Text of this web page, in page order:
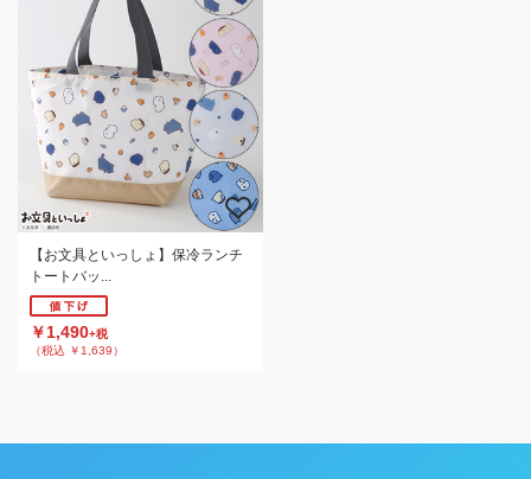
【お文具といっしょ】保冷ランチ
トートバッ...
￥1,490+税
（税込 ￥1,639）